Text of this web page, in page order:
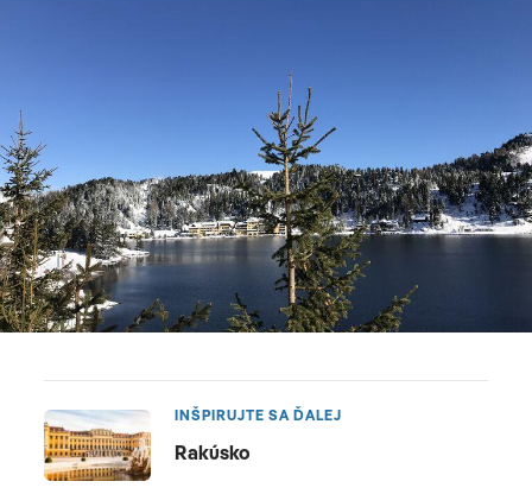
INŠPIRUJTE SA ĎALEJ
Rakúsko